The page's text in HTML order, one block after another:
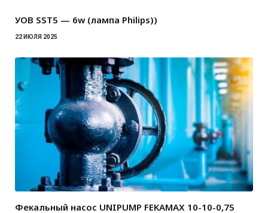
УОВ SST5 — 6w (лампа Philips))
22 ИЮЛЯ 2025
Фекальный насос UNIPUMP FEKAMAX 10-10-0,75